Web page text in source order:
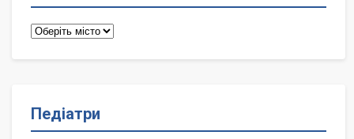
Терапевти
Педіатри